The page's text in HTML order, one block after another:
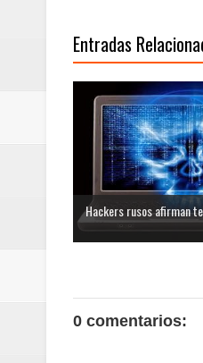
Entradas
Hackers rusos afirman
0 comentarios: